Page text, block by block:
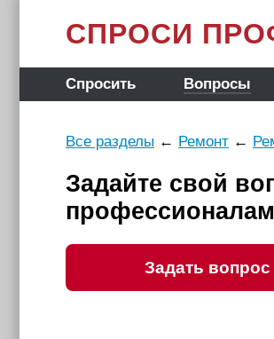
СПРОСИ
Спросить Вопросы
Все разделы ← Ремонт ←
Задайте свой
профессионалам
Задать вопрос